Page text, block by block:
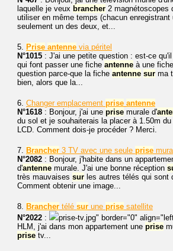
laquelle je veux brancher 2 magnétoscopes
utiliser en même temps (chacun
seulement un des deux, et...
5. Prise antenne via péritel
N°1015 : J'ai une petite question : est-ce
qui font passer une fiche antenne à une
question parce-que la fiche antenne sur ma
bien, alors que la...
6. Changer emplacement prise antenne
N°1618 : Bonjour, j'ai une prise murale d'
du sol et je souhaiterais la placer à 1.50m
LCD. Comment dois-je procéder ? Merci.
7. Brancher 3 TV avec une seule prise
N°2082 : Bonjour, j'habite dans un
d'antenne murale. J'ai une bonne réception
très mauvaises sur les autres télés qui sont
Comment obtenir une image...
8. Brancher télé sur une prise satellite
N°2022 :
prise-tv.jpg" border="0"
HLM, j'ai dans mon appartement une prise
prise tv...